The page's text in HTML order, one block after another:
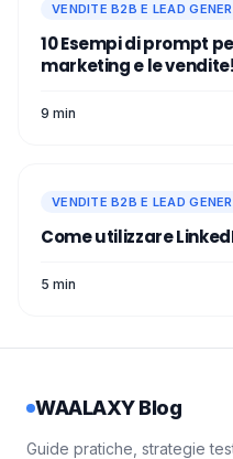
VENDITE B2B E LEAD
10 Esempi di prompt
marketing e le vendite!
9 min
VENDITE B2B E LEAD
Come utilizzare
5 min
WAALAXY Blog
Guide pratiche, strategie